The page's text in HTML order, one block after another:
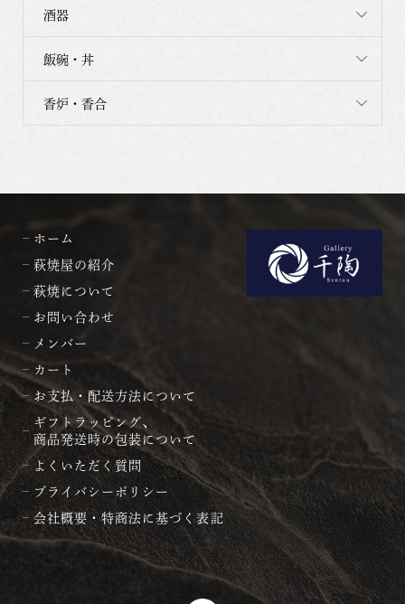
酒器
飯碗・丼
香炉・香合
ホーム
萩焼屋の紹介
萩焼について
お問い合わせ
メンバー
カート
お支払・配送方法について
ギフトラッピング、
商品発送時の包装について
よくいただく質問
プライバシーポリシー
会社概要・特商法に基づく表記